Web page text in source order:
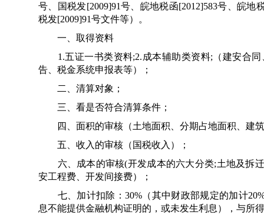
号、国税发[2009]91号、皖地税函[2012]583号、皖
税发[2009]91号文件等）。
一、取得资料
1.五证一书类资料;2.成本辅助类资料;（建安合同
告、税金系统申报表等）；
二、清算对象；
三、看是否符合清算条件；
四、面积的审核（土地面积、分期占地面积、建
五、收入的审核（国税收入）；
六、成本的审核(开发成本的六大分类;土地及拆
安工程费、开发间接费）；
七、加计扣除：30%（其中财政部规定的加计20%
息不能提供金融机构证明的，或未发生利息），与所